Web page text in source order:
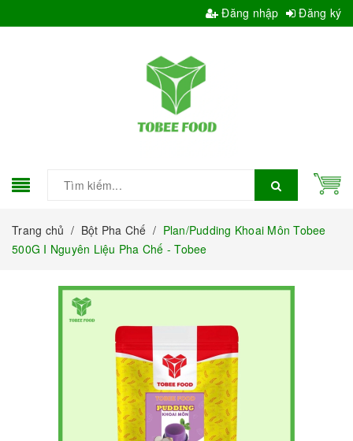
Đăng nhập Đăng ký
Trang chủ / Bột Pha Chế / Plan/Pudding Khoai Môn Tobee
500G I Nguyên Liệu Pha Chế - Tobee